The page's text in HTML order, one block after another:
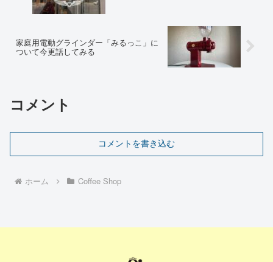
家庭用電動グラインダー「みるっこ」に
ついて今更話してみる
コメント
コメントを書き込む
ホーム Coffee Shop